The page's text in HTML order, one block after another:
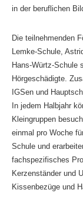
in der beruflichen
Die teilnehmenden
Lemke-Schule,
Hans-Würtz-Schule
Hörgeschädigte.
IGSen und
In jedem Halbjahr
Kleingruppen
einmal pro Woche
Schule und
fachspezifisches
Kerzenständer und
Kissenbezüge und